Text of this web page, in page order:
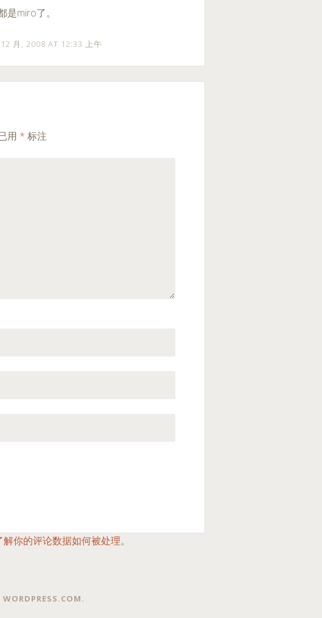
miro了。
月, 2008 AT 12:33 上午
用 * 标注
解你的评论数据如何被处理。
WORDPRESS.COM.